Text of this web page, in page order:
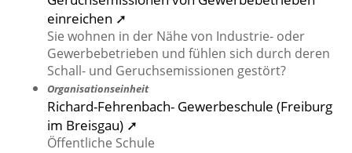
einreichen ➚
Sie wohnen in der Nähe von Industrie- oder
Gewerbebetrieben und fühlen sich durch deren
Schall- und Geruchsemissionen gestört?
Organisationseinheit
Richard-Fehrenbach- Gewerbeschule (Freiburg
im Breisgau) ➚
Öffentliche Schule